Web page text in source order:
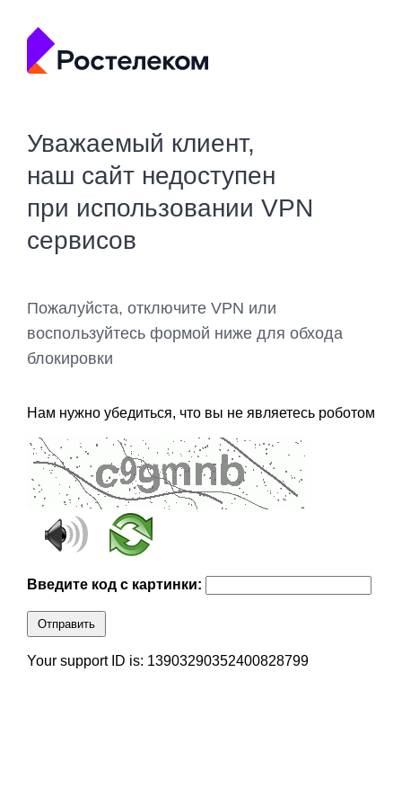
Уважаемый клиент,
наш сайт недоступен
при использовании VPN
сервисов
Пожалуйста, отключите VPN или
воспользуйтесь формой ниже для обхода
блокировки
Нам нужно убедиться, что вы не являетесь роботом
Введите код с картинки:
Отправить
Your support ID is: 13903290352400828799